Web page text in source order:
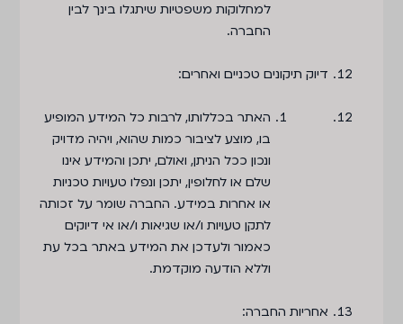
למחלוקות משפטיות שיתגלו בינך לבין
החברה.
דיוק תיקונים טכניים ואחרים:
האתר בכללותו, לרבות כל המידע המופיע
בו, מוצע לציבור כמות שהוא, ויהיה מדויק
ונכון ככל הניתן, ואולם, יתכן והמידע אינו
שלם או לחלופין, יתכן ונפלו טעויות טכניות
או אחרות במידע. החברה שומר על זכותה
לתקן טעויות ו/או שגיאות ו/או אי דיוקים
כאמור ולעדכן את המידע באתר בכל עת
וללא הודעה מוקדמת.
אחריות החברה: